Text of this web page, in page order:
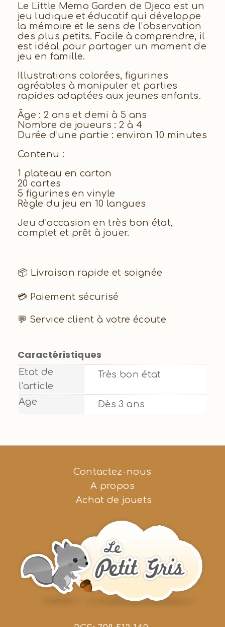
Le Little Memo Garden de Djeco est un
jeu ludique et éducatif qui développe
la mémoire et le sens de l’observation
des plus petits. Facile à comprendre, il
est idéal pour partager un moment de
jeu en famille.
Illustrations colorées, figurines
agréables à manipuler et parties
rapides adaptées aux jeunes enfants.
Âge : 2 ans et demi à 5 ans
Nombre de joueurs : 2 à 4
Durée d’une partie : environ 10 minutes
Contenu :
1 plateau en carton
20 cartes
5 figurines en vinyle
Règle du jeu en 10 langues
Jeu d’occasion en très bon état,
complet et prêt à jouer.
📦 Livraison rapide et soignée
💳 Paiement sécurisé
💬 Service client à votre écoute
Caractéristiques
Etat de
l'article
Très bon état
Age Dès 3 ans
Contactez-nous
A propos
Achat de jouets